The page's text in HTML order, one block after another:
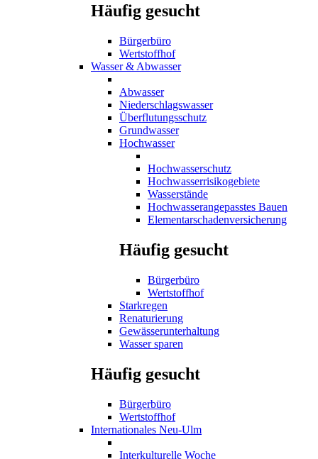
Häufig gesucht
Bürgerbüro
Wertstoffhof
Wasser & Abwasser
Abwasser
Niederschlagswasser
Überflutungsschutz
Grundwasser
Hochwasser
Hochwasserschutz
Hochwasserrisikogebiete
Wasserstände
Hochwasserangepasstes Bauen
Elementarschadenversicherung
Häufig gesucht
Bürgerbüro
Wertstoffhof
Starkregen
Renaturierung
Gewässerunterhaltung
Wasser sparen
Häufig gesucht
Bürgerbüro
Wertstoffhof
Internationales Neu-Ulm
Interkulturelle Woche